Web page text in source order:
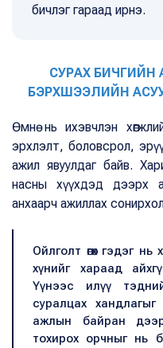
бичлэг гараад ирнэ.
СУРАХ БИЧГИЙН
БЭРХШЭЭЛИЙН
Өмнө нь ихэвчлэн
эрхлэлт, боловсрол,
ажил явуулдаг байв.
насны хүүхдэд дээрх
анхаарч ажиллах
Ойлголт өгөх гэдэг
хүнийг хараад
Үүнээс илүү
суралцах
ажлын байран
тохирох орчныг нь